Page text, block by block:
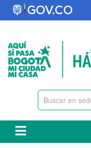
Pasar
al
principal